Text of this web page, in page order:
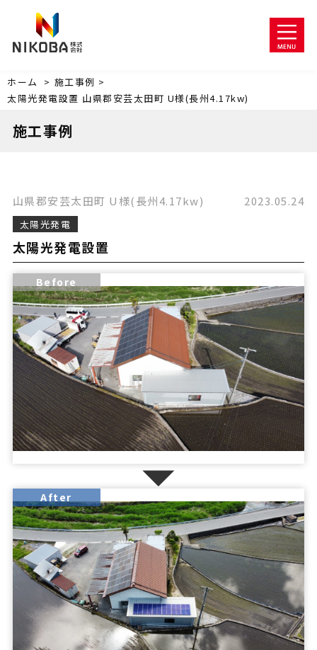
ホーム > 施工事例 >
太陽光発電設置 山県郡安芸太田町 U様(長州4.17kw)
施工事例
山県郡安芸太田町 U様(長州4.17kw)
太陽光発電設置
太陽光発電
2023.05.24